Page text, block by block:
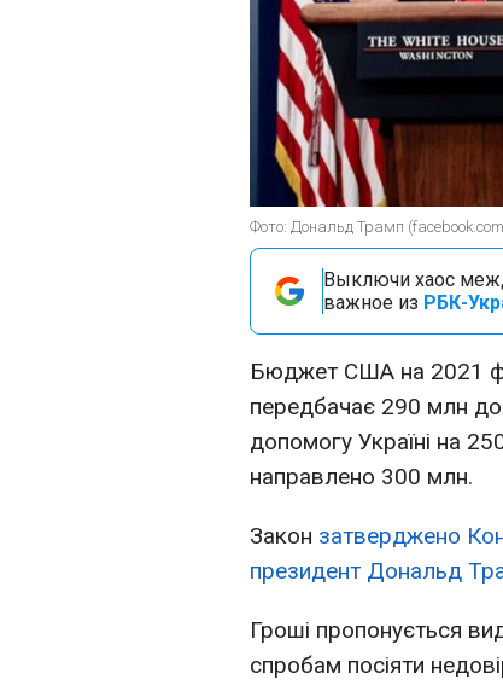
Фото: Дональд Трамп
Выключи хаос
важное из РБК-
Бюджет США на 2021
передбачає 290 млн
допомогу Україні на
направлено 300 млн.
Закон затверджено
президент Дональд
Гроші пропонується
спробам посіяти